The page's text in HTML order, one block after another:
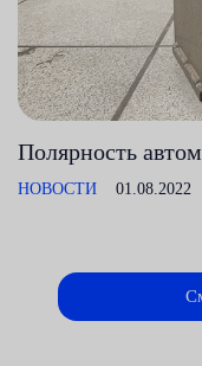
Полярность
НОВОСТИ 01.08.2022